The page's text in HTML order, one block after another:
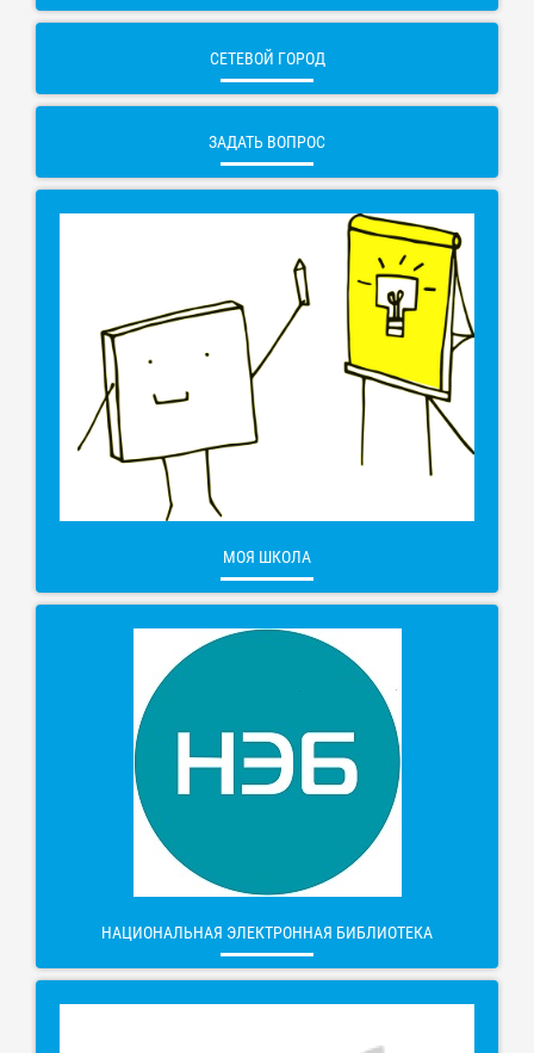
СЕТЕВОЙ ГОРОД
ЗАДАТЬ ВОПРОС
МОЯ ШКОЛА
НАЦИОНАЛЬНАЯ ЭЛЕКТРОННАЯ БИБЛИОТЕКА